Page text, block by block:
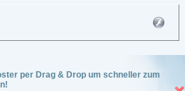
per Drag & Drop um schneller zum